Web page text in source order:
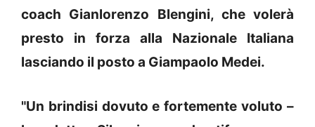
coach Gianlorenzo Blengini, che volerà
presto in forza alla Nazionale Italiana
lasciando il posto a Giampaolo Medei.
"Un brindisi dovuto e fortemente voluto –